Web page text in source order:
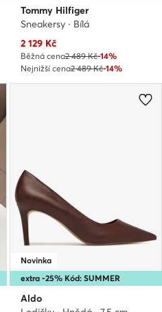
Tommy Hilfiger
Sneakersy · Bílá
Aktuální cena
2 129 Kč
Běžná cena2 489 Kč-14%
Nejnižší cena2 489 Kč-14%
extra -25% Kód: SUMMER
Novinka
Aldo